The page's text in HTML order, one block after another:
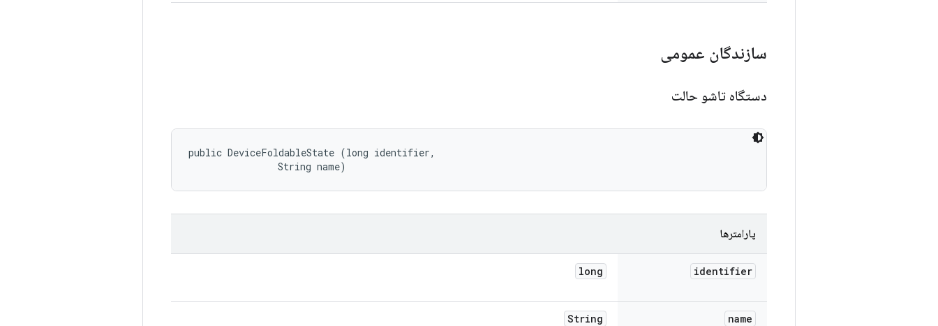
سازندگان عمومی
دستگاه تاشو حالت
public DeviceFoldableState (long identifier,
                String name)
پارامترها
identifier
long
name
String